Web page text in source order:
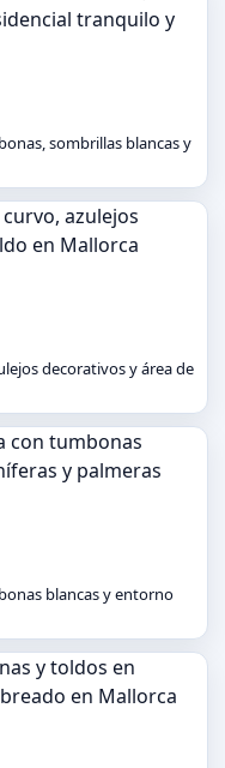
sombrillas blancas y
decorativos y área de
blancas y entorno